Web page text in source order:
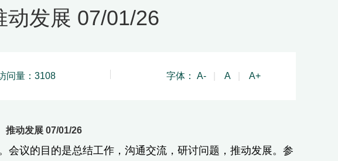
发展 07/01/26
问量： 3108 字体： A- A A+
动发展 07/01/26
议的目的是总结工作，沟通交流，研讨问题，推动发展。参